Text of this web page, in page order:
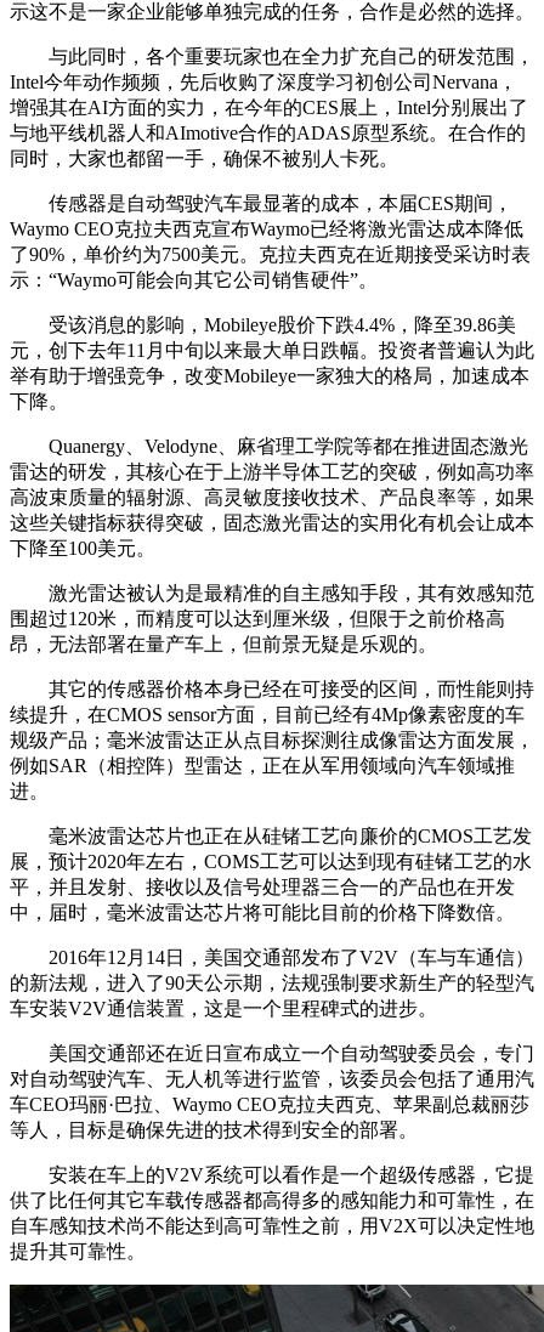
示这不是一家企业能够单独完成的任务，合作是必然的选择。
与此同时，各个重要玩家也在全力扩充自己的研发范围，
Intel今年动作频频，先后收购了深度学习初创公司Nervana，
增强其在AI方面的实力，在今年的CES展上，Intel分别展出了
与地平线机器人和AImotive合作的ADAS原型系统。在合作的
同时，大家也都留一手，确保不被别人卡死。
传感器是自动驾驶汽车最显著的成本，本届CES期间，
Waymo CEO克拉夫西克宣布Waymo已经将激光雷达成本降低
了90%，单价约为7500美元。克拉夫西克在近期接受采访时表
示：“Waymo可能会向其它公司销售硬件”。
受该消息的影响，Mobileye股价下跌4.4%，降至39.86美
元，创下去年11月中旬以来最大单日跌幅。投资者普遍认为此
举有助于增强竞争，改变Mobileye一家独大的格局，加速成本
下降。
Quanergy、Velodyne、麻省理工学院等都在推进固态激光
雷达的研发，其核心在于上游半导体工艺的突破，例如高功率
高波束质量的辐射源、高灵敏度接收技术、产品良率等，如果
这些关键指标获得突破，固态激光雷达的实用化有机会让成本
下降至100美元。
激光雷达被认为是最精准的自主感知手段，其有效感知范
围超过120米，而精度可以达到厘米级，但限于之前价格高
昂，无法部署在量产车上，但前景无疑是乐观的。
其它的传感器价格本身已经在可接受的区间，而性能则持
续提升，在CMOS sensor方面，目前已经有4Mp像素密度的车
规级产品；毫米波雷达正从点目标探测往成像雷达方面发展，
例如SAR（相控阵）型雷达，正在从军用领域向汽车领域推
进。
毫米波雷达芯片也正在从硅锗工艺向廉价的CMOS工艺发
展，预计2020年左右，COMS工艺可以达到现有硅锗工艺的水
平，并且发射、接收以及信号处理器三合一的产品也在开发
中，届时，毫米波雷达芯片将可能比目前的价格下降数倍。
2016年12月14日，美国交通部发布了V2V（车与车通信）
的新法规，进入了90天公示期，法规强制要求新生产的轻型汽
车安装V2V通信装置，这是一个里程碑式的进步。
美国交通部还在近日宣布成立一个自动驾驶委员会，专门
对自动驾驶汽车、无人机等进行监管，该委员会包括了通用汽
车CEO玛丽·巴拉、Waymo CEO克拉夫西克、苹果副总裁丽莎
等人，目标是确保先进的技术得到安全的部署。
安装在车上的V2V系统可以看作是一个超级传感器，它提
供了比任何其它车载传感器都高得多的感知能力和可靠性，在
自车感知技术尚不能达到高可靠性之前，用V2X可以决定性地
提升其可靠性。